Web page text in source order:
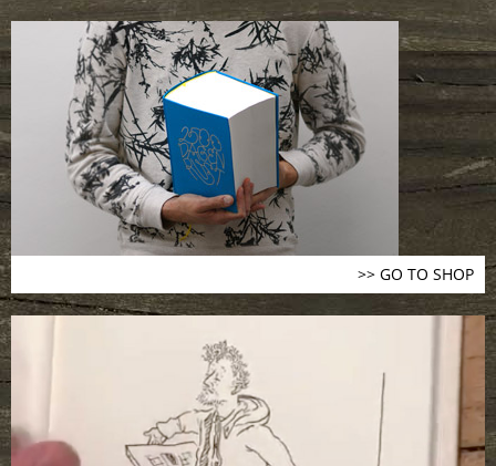
>> GO TO SHOP